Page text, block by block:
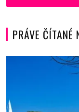
PRÁVE ČÍTANÉ